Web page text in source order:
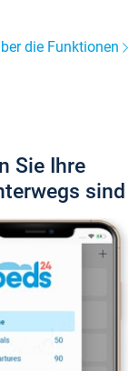
die Funktionen
Sie Ihre
sind